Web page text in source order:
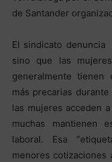
de Santander
El sindicato
sino que las
generalmente tienen
más precarias
las mujeres acceden
muchas mantienen
laboral. Esa
menores cotizaciones